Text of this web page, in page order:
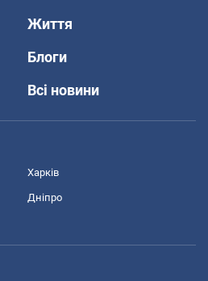
Життя
Блоги
Всі новини
Харків
Дніпро